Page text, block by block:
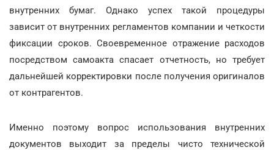
внутренних бумаг. Однако успех такой процедуры
зависит от внутренних регламентов компании и четкости
фиксации сроков. Своевременное отражение расходов
посредством самоакта спасает отчетность, но требует
дальнейшей корректировки после получения оригиналов
от контрагентов.
Именно поэтому вопрос использования внутренних
документов выходит за пределы чисто технической